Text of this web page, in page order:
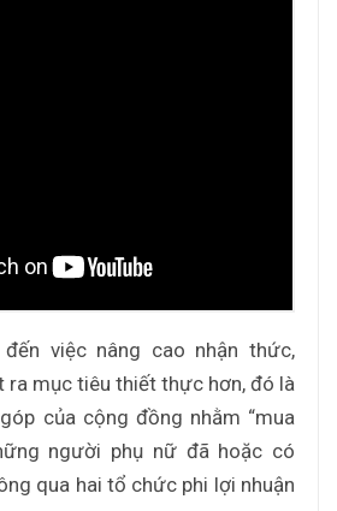
việc nâng cao nhận thức,
ra mục tiêu thiết thực hơn, đó là
của cộng đồng nhằm “mua
người phụ nữ đã hoặc có
qua hai tổ chức phi lợi nhuận